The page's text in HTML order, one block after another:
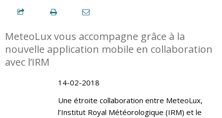
MeteoLux vous accompagne grâce à la
nouvelle application mobile en collaboration
avec l’IRM
14-02-2018
Une étroite collaboration entre MeteoLux,
l’Institut Royal Météorologique (IRM) et le